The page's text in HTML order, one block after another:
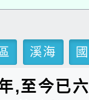
溪海
,至今已